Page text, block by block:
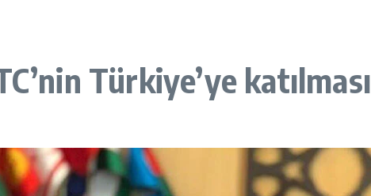
Türkiye’ye katılması